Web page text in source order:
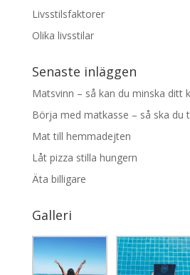
Livsstilsfaktorer
Olika livsstilar
Senaste inläggen
Matsvinn – så kan du minska ditt
Börja med matkasse – så ska du
Mat till hemmadejten
Låt pizza stilla hungern
Äta billigare
Galleri